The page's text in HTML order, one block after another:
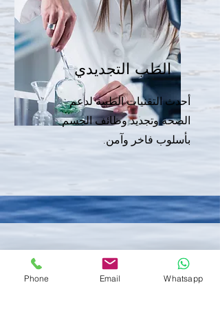
الطب التجديدي
أحدث التقنيات الطبية لدعم
الصحة وتجديد وظائف الجسم
بأسلوب فاخر وآمن.
اطلب عرضاً خاصاً
Phone Email Whatsapp